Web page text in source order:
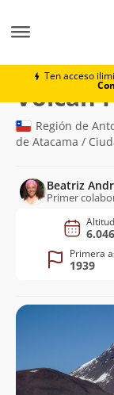
Ten acceso
Volcán
Región de
de Atacama /
Beatriz
Primer
Altitud
Primera
1939